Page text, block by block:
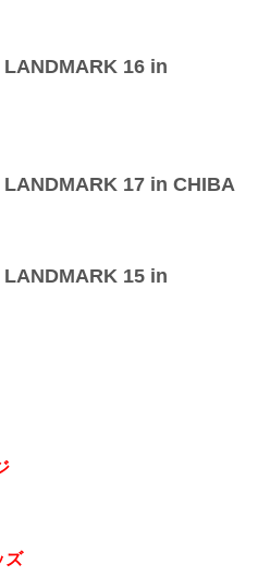
LANDMARK 16 in
LANDMARK 17 in CHIBA
LANDMARK 15 in
ズ